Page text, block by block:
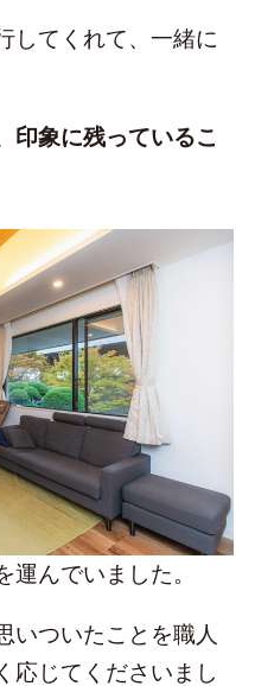
してくれて、一緒に
象に残っているこ
運んでいました。
いついたことを職人
応じてくださいまし